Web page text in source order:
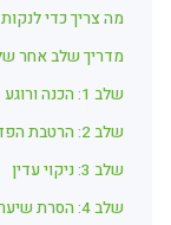
מה צריך כדי
מדריך שלב אחר
שלב 1: הכנה ורוגע
שלב 2: הרטבת הפד
שלב 3: ניקוי עדין
שלב 4: הסרת שיער סבוך (במידת הצורך)